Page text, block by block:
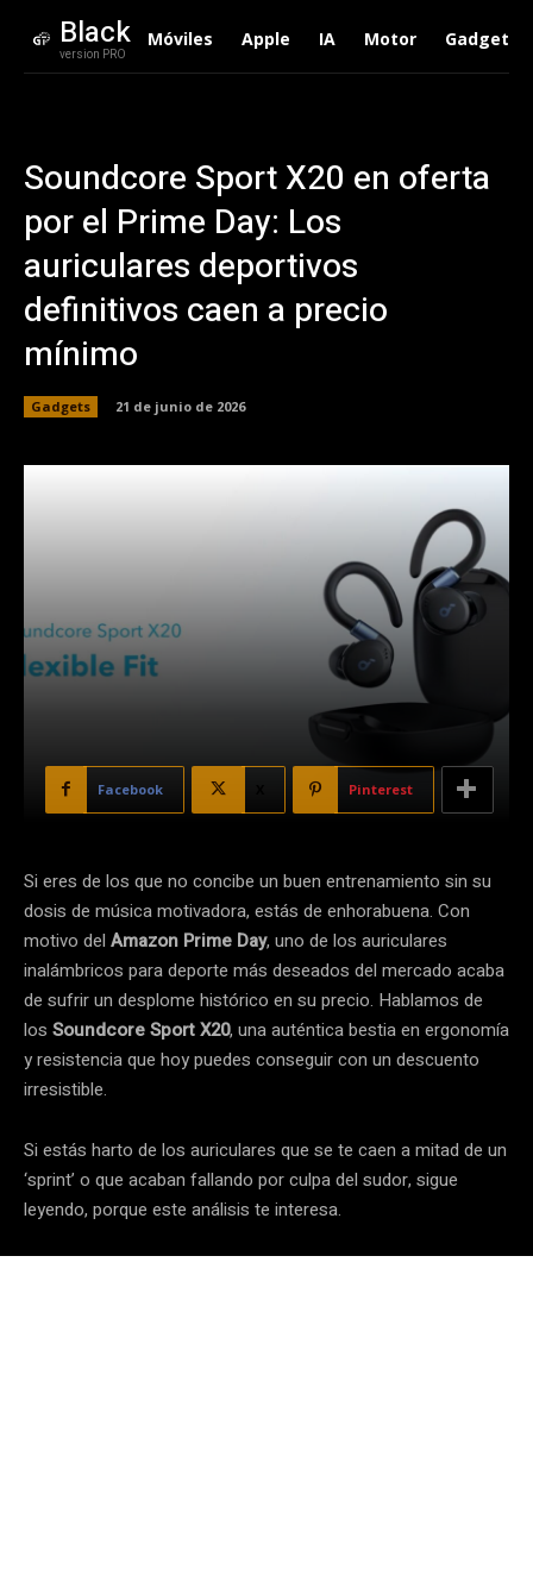
Black
version PRO
Móviles Apple IA Motor Gadgets
Soundcore Sport X20 en oferta
por el Prime Day: Los
auriculares deportivos
definitivos caen a precio
mínimo
Gadgets 21 de junio de 2026
Facebook Pinterest
Si eres de los que no concibe un buen entrenamiento sin su
dosis de música motivadora, estás de enhorabuena. Con
motivo del Amazon Prime Day, uno de los auriculares
inalámbricos para deporte más deseados del mercado acaba
de sufrir un desplome histórico en su precio. Hablamos de
los Soundcore Sport X20, una auténtica bestia en ergonomía
y resistencia que hoy puedes conseguir con un descuento
irresistible.
Si estás harto de los auriculares que se te caen a mitad de un
‘sprint’ o que acaban fallando por culpa del sudor, sigue
leyendo, porque este análisis te interesa.